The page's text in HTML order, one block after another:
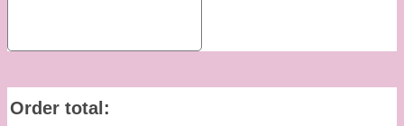
Order total: